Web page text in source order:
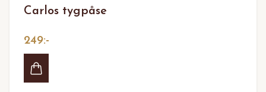
Carlos tygpåse
249:-